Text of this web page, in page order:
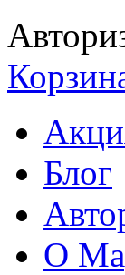
Блог
О